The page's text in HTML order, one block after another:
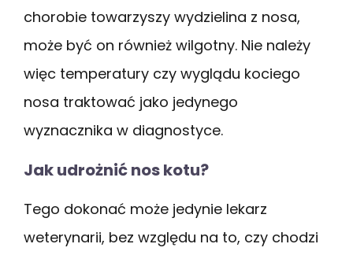
chorobie towarzyszy wydzielina z nosa,
może być on również wilgotny. Nie należy
więc temperatury czy wyglądu kociego
nosa traktować jako jedynego
wyznacznika w diagnostyce.
Jak udrożnić nos kotu?
Tego dokonać może jedynie lekarz
weterynarii, bez względu na to, czy chodzi